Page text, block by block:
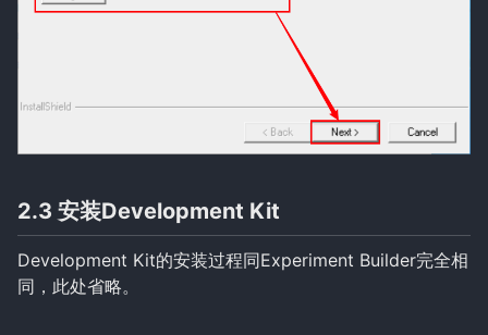
2.3 安装Development Kit
Development Kit的安装过程同Experiment Builder完全相
同，此处省略。